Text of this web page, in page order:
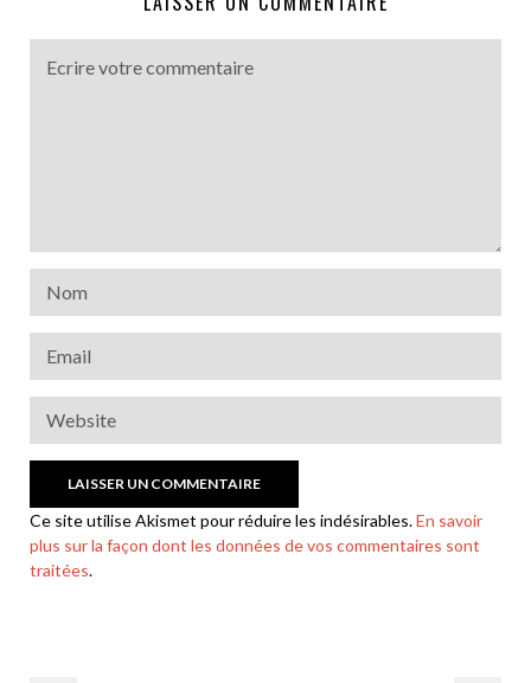
Ce site utilise Akismet pour réduire les indésirables.En savoir
plus sur la façon dont les données de vos commentaires sont
traitées.